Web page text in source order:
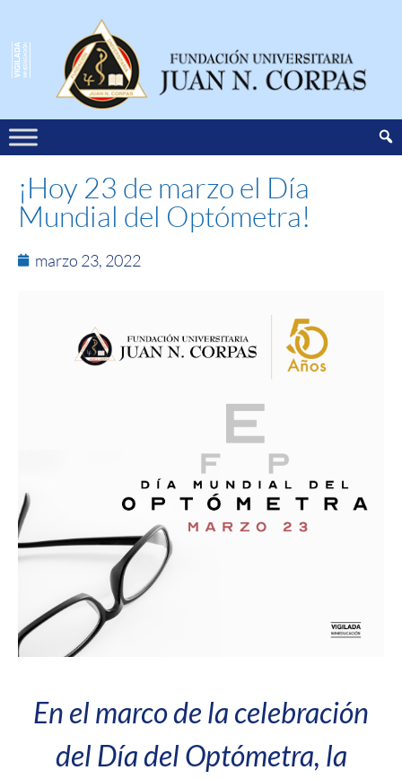
¡Hoy 23 de marzo el Día
Mundial del Optómetra!
marzo 23, 2022
En el marco de la celebración
del Día del Optómetra, la